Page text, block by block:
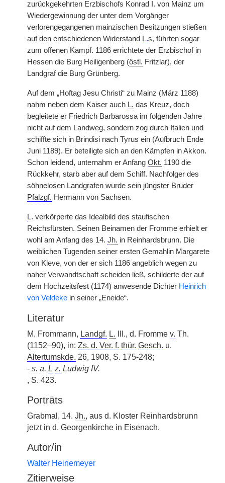
zurückgekehrten Erzbischofs Konrad I. von Mainz um
Wiedergewinnung der unter dem Vorgänger
verlorengegangenen mainzischen Besitzungen stießen
auf den entschiedenen Widerstand L.s, führten sogar
zum offenen Kampf. 1186 errichtete der Erzbischof in
Hessen die Burg Heiligenberg (östl. Fritzlar), der
Landgraf die Burg Grünberg.
Auf dem „Hoftag Jesu Christi“ zu Mainz (März 1188)
nahm neben dem Kaiser auch L. das Kreuz, doch
begleitete er Friedrich Barbarossa im folgenden Jahre
nicht auf dem Landweg, sondern zog durch Italien und
schiffte sich in Brindisi nach Tyrus ein (Aufbruch Ende
Juni 1189). Er beteiligte sich an den Kämpfen in Akkon.
Schon leidend, unternahm er Anfang Okt. 1190 die
Rückkehr, starb aber auf dem Schiff. Nachfolger des
söhnelosen Landgrafen wurde sein jüngster Bruder
Pfalzgf. Hermann von Sachsen.
L. verkörperte das Idealbild des staufischen
Reichsfürsten. Seinen Beinamen der Fromme erhielt er
wohl am Anfang des 14. Jh. in Reinhardsbrunn. Die
weiblichen Tugenden seiner ersten Gemahlin Margarete
von Kleve, von der er sich 1186 angeblich wegen zu
naher Verwandtschaft scheiden ließ, schilderte der auf
dem Hochzeitsfest (1174) anwesende Dichter Heinrich
von Veldeke in seiner „Eneide“.
Literatur
M. Frommann, Landgf. L. III., d. Fromme v. Th.
(1152–90), in: Zs. d. Ver. f. thür. Gesch. u.
Altertumskde. 26, 1908, S. 175-248;
- s. a. L z. Ludwig IV.
, S. 423.
Porträts
Grabmal, 14. Jh., aus d. Kloster Reinhardsbrunn
jetzt in d. Georgenkirche in Eisenach.
Autor/in
Walter Heinemeyer
Zitierweise